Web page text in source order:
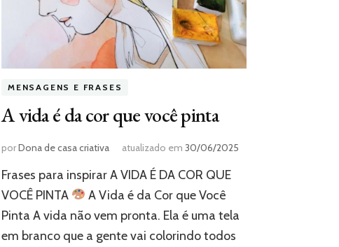
MENSAGENS E FRASES
A vida é da cor que você pinta
porDona de casa criativa atualizado em 30/06/2025
Frases para inspirar A VIDA É DA COR QUE
VOCÊ PINTA
A Vida é da Cor que Você
Pinta A vida não vem pronta. Ela é uma tela
em branco que a gente vai colorindo todos